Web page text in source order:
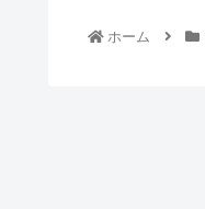
ホーム